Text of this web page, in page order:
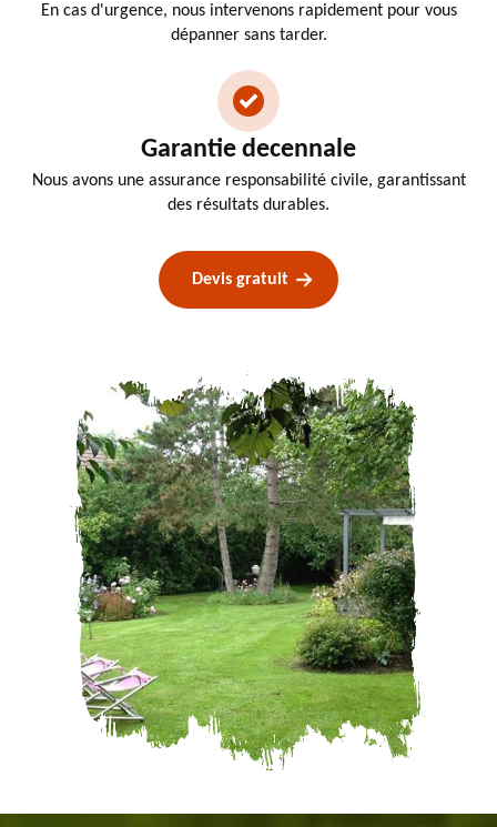
En cas d'urgence, nous intervenons rapidement pour vous
dépanner sans tarder.
Garantie decennale
Nous avons une assurance responsabilité civile, garantissant
des résultats durables.
Devis gratuit